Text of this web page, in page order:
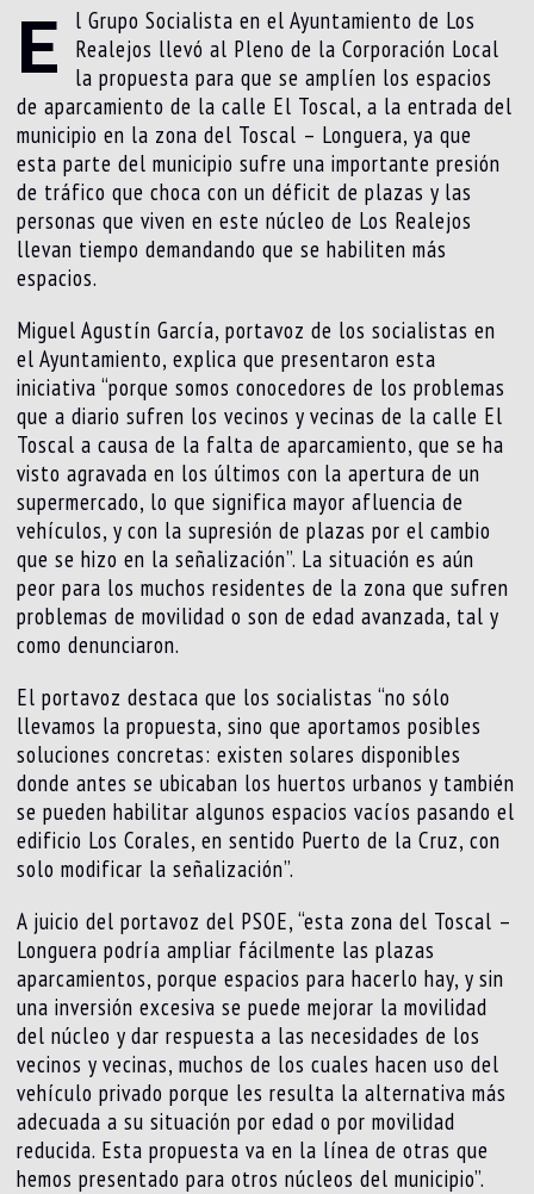
E
l Grupo Socialista en el Ayuntamiento de Los
Realejos llevó al Pleno de la Corporación Local
la propuesta para que se amplíen los espacios
de aparcamiento de la calle El Toscal, a la entrada del
municipio en la zona del Toscal – Longuera, ya que
esta parte del municipio sufre una importante presión
de tráfico que choca con un déficit de plazas y las
personas que viven en este núcleo de Los Realejos
llevan tiempo demandando que se habiliten más
espacios.
Miguel Agustín García, portavoz de los socialistas en
el Ayuntamiento, explica que presentaron esta
iniciativa “porque somos conocedores de los problemas
que a diario sufren los vecinos y vecinas de la calle El
Toscal a causa de la falta de aparcamiento, que se ha
visto agravada en los últimos con la apertura de un
supermercado, lo que significa mayor afluencia de
vehículos, y con la supresión de plazas por el cambio
que se hizo en la señalización”. La situación es aún
peor para los muchos residentes de la zona que sufren
problemas de movilidad o son de edad avanzada, tal y
como denunciaron.
El portavoz destaca que los socialistas “no sólo
llevamos la propuesta, sino que aportamos posibles
soluciones concretas: existen solares disponibles
donde antes se ubicaban los huertos urbanos y también
se pueden habilitar algunos espacios vacíos pasando el
edificio Los Corales, en sentido Puerto de la Cruz, con
solo modificar la señalización”.
A juicio del portavoz del PSOE, “esta zona del Toscal –
Longuera podría ampliar fácilmente las plazas
aparcamientos, porque espacios para hacerlo hay, y sin
una inversión excesiva se puede mejorar la movilidad
del núcleo y dar respuesta a las necesidades de los
vecinos y vecinas, muchos de los cuales hacen uso del
vehículo privado porque les resulta la alternativa más
adecuada a su situación por edad o por movilidad
reducida. Esta propuesta va en la línea de otras que
hemos presentado para otros núcleos del municipio”.